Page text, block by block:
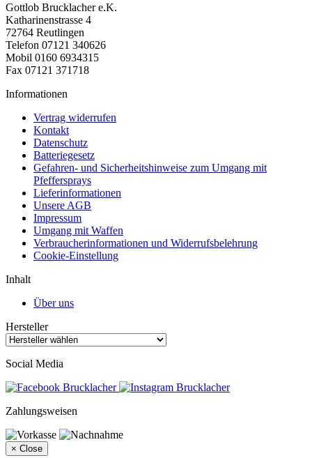
Gottlob Brucklacher e.K.
Katharinenstrasse 4
72764 Reutlingen
Telefon 07121 340626
Mobil 0160 6934315
Fax 07121 371718
Informationen
Vertrag widerrufen
Kontakt
Datenschutz
Batteriegesetz
Gefahren- und Sicherheitshinweise zum Umgang mit
Pfeffersprays
Lieferinformationen
Unsere AGB
Impressum
Umgang mit Waffen
Verbraucherinformationen und Widerrufsbelehrung
Cookie-Einstellung
Inhalt
Über uns
Hersteller
Social Media
Zahlungsweisen
× Close